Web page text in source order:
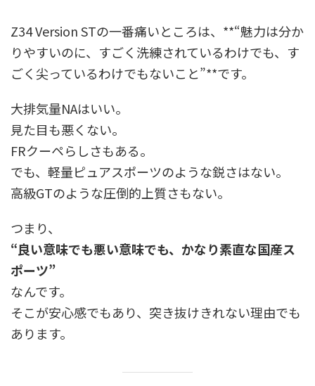
Z34 Version STの一番痛いところは、**“魅力は分か
りやすいのに、すごく洗練されているわけでも、す
ごく尖っているわけでもないこと”**です。
大排気量NAはいい。
見た目も悪くない。
FRクーペらしさもある。
でも、軽量ピュアスポーツのような鋭さはない。
高級GTのような圧倒的上質さもない。
つまり、
“良い意味でも悪い意味でも、かなり素直な国産ス
ポーツ”
なんです。
そこが安心感でもあり、突き抜けきれない理由でも
あります。